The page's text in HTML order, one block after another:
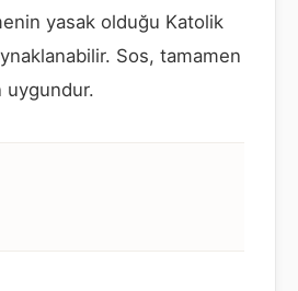
yasak olduğu Katolik
Sos, tamamen
uygundur.